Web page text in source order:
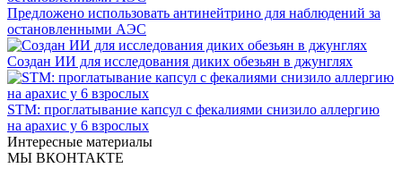
Предложено использовать антинейтрино для наблюдений за
остановленными АЭС
Создан ИИ для исследования диких обезьян в джунглях
STM: проглатывание капсул с фекалиями снизило аллергию
на арахис у 6 взрослых
Интересные материалы
МЫ ВКОНТАКТЕ